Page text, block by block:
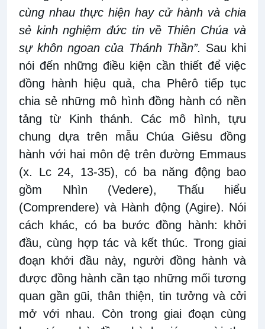
cùng nhau thực hiện hay cử hành và chia
sẻ kinh nghiệm đức tin về Thiên Chúa và
sự khôn ngoan của Thánh Thần”. Sau khi
nói đến những điều kiện cần thiết để việc
đồng hành hiệu quả, cha Phêrô tiếp tục
chia sẻ những mô hình đồng hành có nền
tảng từ Kinh thánh. Các mô hình, tựu
chung dựa trên mẫu Chúa Giêsu đồng
hành với hai môn đệ trên đường Emmaus
(x. Lc 24, 13-35), có ba năng động bao
gồm Nhìn (Vedere), Thấu hiểu
(Comprendere) và Hành động (Agire). Nói
cách khác, có ba bước đồng hành: khởi
đầu, cùng hợp tác và kết thúc. Trong giai
đoạn khởi đầu này, người đồng hành và
được đồng hành cần tạo những mối tương
quan gần gũi, thân thiện, tin tưởng và cởi
mở với nhau. Còn trong giai đoạn cùng